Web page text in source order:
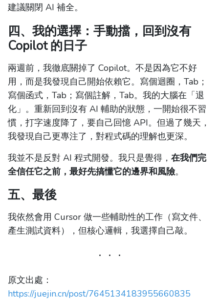
建議關閉 AI 補全。
四、我的選擇：手動擋，回到沒有
Copilot 的日子
兩週前，我徹底關掉了 Copilot。不是因為它不好
用，而是我發現自己開始依賴它。寫個迴圈，Tab；
寫個函式，Tab；寫個註解，Tab。我的大腦在「退
化」。重新回到沒有 AI 輔助的狀態，一開始很不習
慣，打字速度降了，要自己回憶 API。但過了幾天，
我發現自己更專注了，對程式碼的理解也更深。
我並不是反對 AI 程式開發。我只是覺得， 在我們完
全信任它之前，最好先搞懂它的邊界和風險。
五、最後
我依然會用 Cursor 做一些輔助性的工作（寫文件、
產生測試資料），但核心邏輯，我選擇自己敲。
原文出處：
https://juejin.cn/post/7645134183955660835